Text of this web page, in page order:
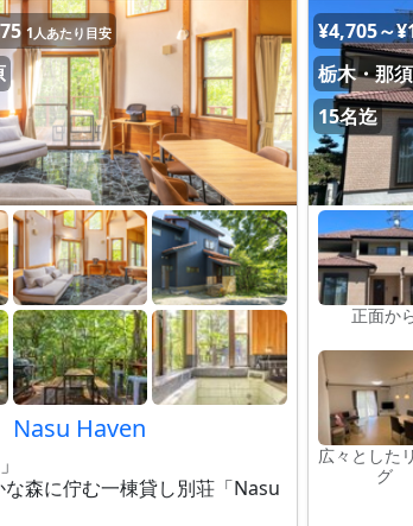
1人あたり目安
Nasu Haven
森に佇む一棟貸し別荘「Nasu
¥4,705～
栃木・那
15名迄
正面か
広々とした
グ